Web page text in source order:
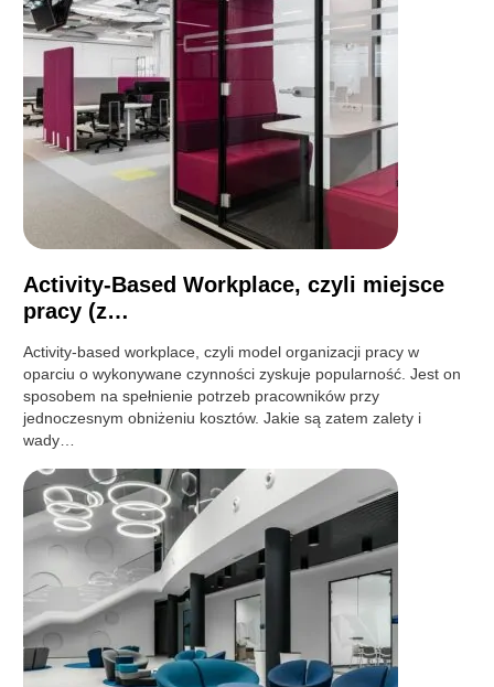
Activity-Based Workplace, czyli miejsce
pracy (z…
Activity-based workplace, czyli model organizacji pracy w
oparciu o wykonywane czynności zyskuje popularność. Jest on
sposobem na spełnienie potrzeb pracowników przy
jednoczesnym obniżeniu kosztów. Jakie są zatem zalety i
wady…